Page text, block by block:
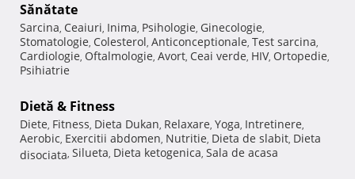
Sănătate
Sarcina, Ceaiuri, Inima, Psihologie, Ginecologie,
Stomatologie, Colesterol, Anticonceptionale, Test sarcina,
Cardiologie, Oftalmologie, Avort, Ceai verde, HIV, Ortopedie,
Psihiatrie
Dietă & Fitness
Diete, Fitness, Dieta Dukan, Relaxare, Yoga, Intretinere,
Aerobic, Exercitii abdomen, Nutritie, Dieta de slabit, Dieta
disociata, Silueta, Dieta ketogenica, Sala de acasa